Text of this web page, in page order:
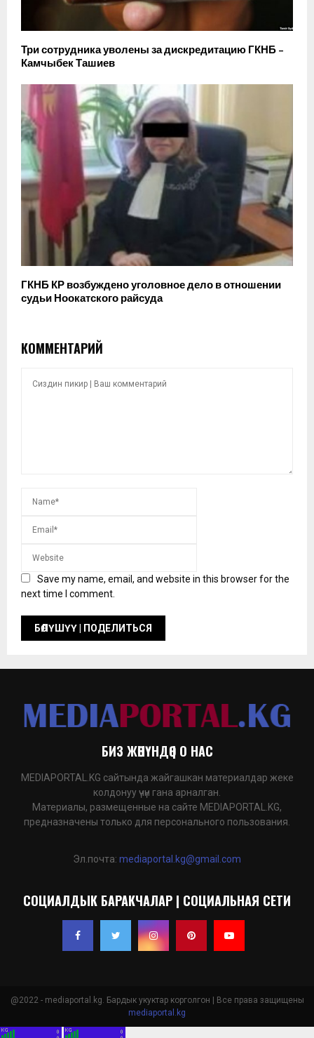
Три сотрудника уволены за дискредитацию ГКНБ –
Камчыбек Ташиев
ГКНБ КР возбуждено уголовное дело в отношении
судьи Ноокатского райсуда
КОММЕНТАРИЙ
Save my name, email, and website in this browser for the
next time I comment.
БИЗ ЖӨНҮНДӨ | О НАС
MEDIAPORTAL.KG сайтында жайгашкан материалдар жеке
колдонуу үчүн гана арналган.
Материалы, размещенные на сайте MEDIAPORTAL.KG,
предназначены только для персонального пользования.
Эл.почта: mediaportal.kg@gmail.com
СОЦИАЛДЫК БАРАКЧАЛАР | СОЦИАЛЬНАЯ СЕТИ
@2022 - mediaportal.kg. Бардык укуктар корголгон | Все права защищены
mediaportal.kg